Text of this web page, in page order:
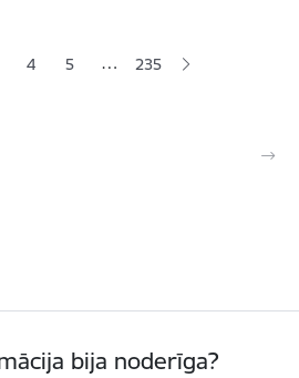
Lapa
4 Lapa
5 … 235
bija noderīga?